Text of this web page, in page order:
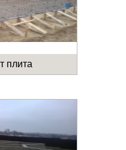
плита